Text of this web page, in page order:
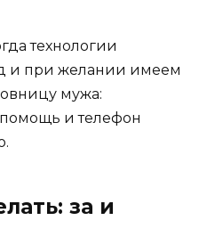
технологии
и при желании имеем
мужа:
и телефон
за и